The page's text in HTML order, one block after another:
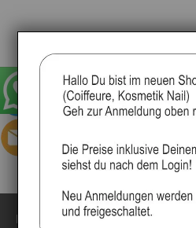
Impressum